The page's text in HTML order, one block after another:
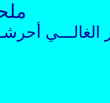
الغالـــي